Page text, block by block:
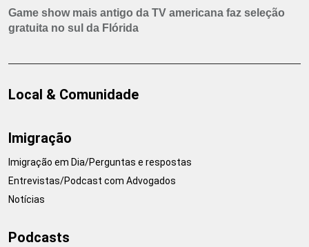
Game show mais antigo da TV americana faz seleção
gratuita no sul da Flórida
Local & Comunidade
Imigração
Imigração em Dia/Perguntas e respostas
Entrevistas/Podcast com Advogados
Notícias
Podcasts